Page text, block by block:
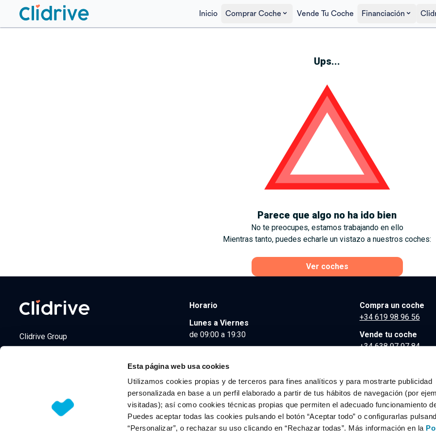
Esta página web usa cookies
Utilizamos cookies propias y de terceros para fines analíticos y para mostrarte publicidad
personalizada en base a un perfil elaborado a partir de tus hábitos de navegación (por
visitadas); así como cookies técnicas propias que permiten el adecuado funcionamiento
Puedes aceptar todas las cookies pulsando el botón “Aceptar todo” o configurarlas
“Personalizar”, o rechazar su uso clicando en “Rechazar todas”. Más información en la
Inicio Comprar Coche Vende Tu Coche Financiación
Ups...
Parece que algo no ha ido bien
No te preocupes, estamos trabajando en ello
Mientras tanto, puedes echarle un vistazo a nuestros coches:
Ver coches
Clidrive Group
Horario
Lunes a Viernes
de 09:00 a 19:30
Compra un coche
+34 619 98 96 56
Vende tu coche
+34 638 97 97 84
© 2026 CLIDRIVE CAPITAL, SOCIEDAD LIMITADA. Todos los derechos reservados.